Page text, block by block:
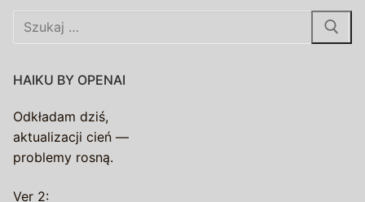
Szukaj:
HAIKU BY OPENAI
Odkładam dziś,
aktualizacji cień —
problemy rosną.
Ver 2: